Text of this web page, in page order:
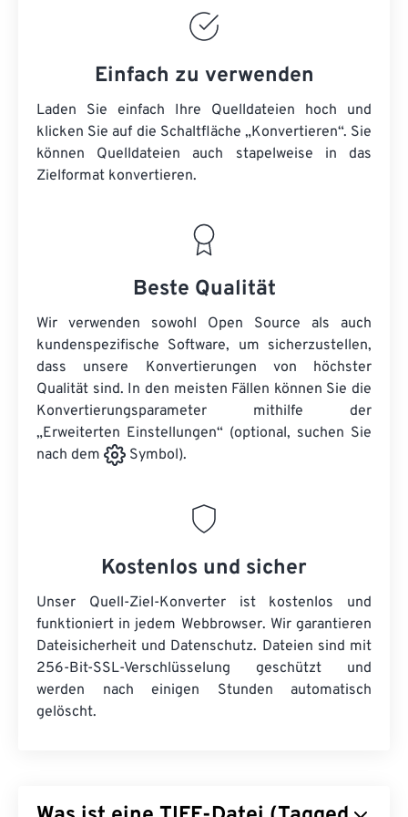
Einfach zu verwenden
Laden Sie einfach Ihre Quelldateien hoch und
klicken Sie auf die Schaltfläche „Konvertieren“. Sie
können Quelldateien auch stapelweise in das
Zielformat konvertieren.
Beste Qualität
Wir verwenden sowohl Open Source als auch
kundenspezifische Software, um sicherzustellen,
dass unsere Konvertierungen von höchster
Qualität sind. In den meisten Fällen können Sie die
Konvertierungsparameter mithilfe der
„Erweiterten Einstellungen“ (optional, suchen Sie
nach dem
Symbol).
Kostenlos und sicher
Unser Quell-Ziel-Konverter ist kostenlos und
funktioniert in jedem Webbrowser. Wir garantieren
Dateisicherheit und Datenschutz. Dateien sind mit
256-Bit-SSL-Verschlüsselung geschützt und
werden nach einigen Stunden automatisch
gelöscht.